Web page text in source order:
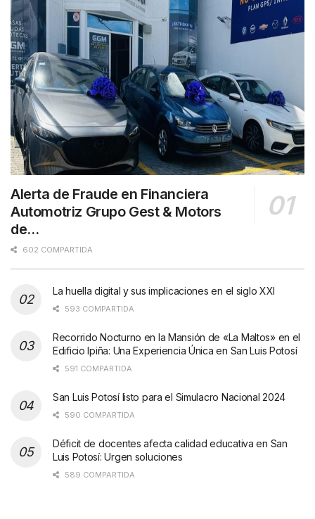
Alerta de Fraude en Financiera
Automotriz Grupo Gest & Motors
de…
602 COMPARTIDA
La huella digital y sus implicaciones en el siglo XXI
593 COMPARTIDA
Recorrido Nocturno en la Mansión de «La Maltos» en el
Edificio Ipiña: Una Experiencia Única en San Luis Potosí
591 COMPARTIDA
San Luis Potosí listo para el Simulacro Nacional 2024
590 COMPARTIDA
Déficit de docentes afecta calidad educativa en San
Luis Potosí: Urgen soluciones
589 COMPARTIDA